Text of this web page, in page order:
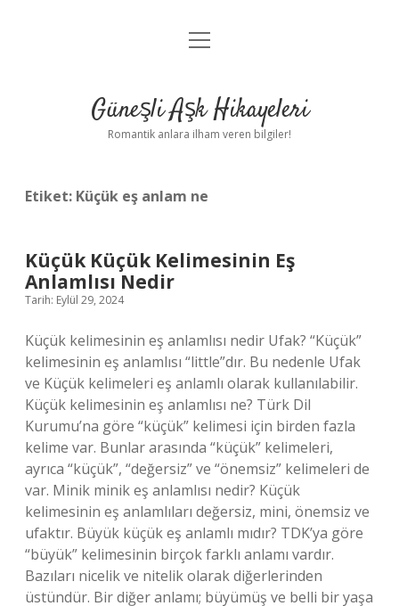
Anasayfa
Yasal Uyarı
menüyü
Güneşli Aşk Hikayeleri
Romantik anlara ilham veren bilgiler!
Etiket: Küçük eş anlam ne
Küçük Küçük Kelimesinin Eş
Anlamlısı Nedir
Tarih: Eylül 29, 2024
Küçük kelimesinin eş anlamlısı nedir Ufak? “Küçük”
kelimesinin eş anlamlısı “little”dır. Bu nedenle Ufak
ve Küçük kelimeleri eş anlamlı olarak kullanılabilir.
Küçük kelimesinin eş anlamlısı ne? Türk Dil
Kurumu’na göre “küçük” kelimesi için birden fazla
kelime var. Bunlar arasında “küçük” kelimeleri,
ayrıca “küçük”, “değersiz” ve “önemsiz” kelimeleri de
var. Minik minik eş anlamlısı nedir? Küçük
kelimesinin eş anlamlıları değersiz, mini, önemsiz ve
ufaktır. Büyük küçük eş anlamlı mıdır? TDK’ya göre
“büyük” kelimesinin birçok farklı anlamı vardır.
Bazıları nicelik ve nitelik olarak diğerlerinden
üstündür. Bir diğer anlamı; büyümüş ve belli bir yaşa